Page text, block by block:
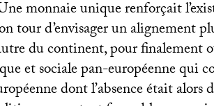
monnaie unique renforçait
tour d’envisager un alignement
du continent, pour finalement
et sociale pan-européenne qui
dont l’absence était alors